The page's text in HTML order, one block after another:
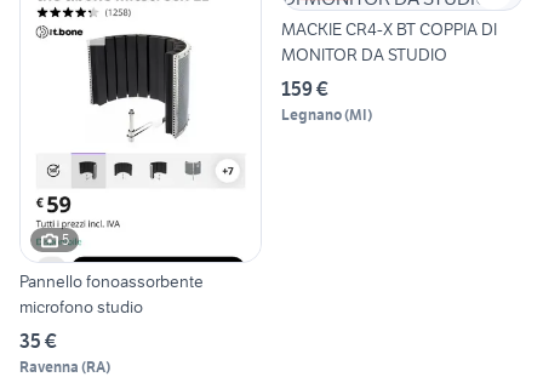
5
Pannello fonoassorbente
microfono studio
35 €
Ravenna (RA)
MACKIE CR4-X BT COPPIA DI
MONITOR DA STUDIO
159 €
Legnano(MI)